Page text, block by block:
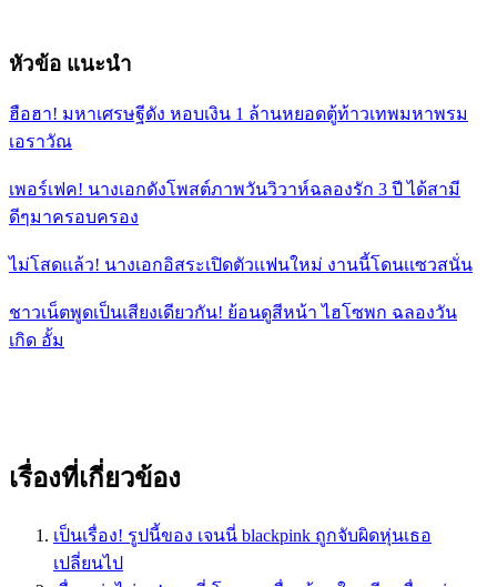
หัวข้อ แนะนำ
ฮือฮา! มหาเศรษฐีดัง หอบเงิน 1 ล้านหยอดตู้ท้าวเทพมหาพรม
เอราวัณ
เพอร์เฟค! นางเอกดังโพสต์ภาพวันวิวาห์ฉลองรัก 3 ปี ได้สามี
ดีๆมาครอบครอง
ไม่โสดเเล้ว! นางเอกอิสระเปิดตัวเเฟนใหม่ งานนี้โดนเเซวสนั่น
ชาวเน็ตพูดเป็นเสียงเดียวกัน! ย้อนดูสีหน้า ไฮโซพก ฉลองวัน
เกิด อั้ม
เรื่องที่เกี่ยวข้อง
เป็นเรื่อง! รูปนี้ของ เจนนี่ blackpink ถูกจับผิดหุ่นเธอ
เปลี่ยนไป